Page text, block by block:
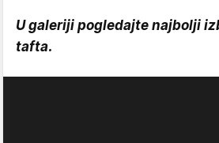
U galeriji pogledajte najbolji
tafta.